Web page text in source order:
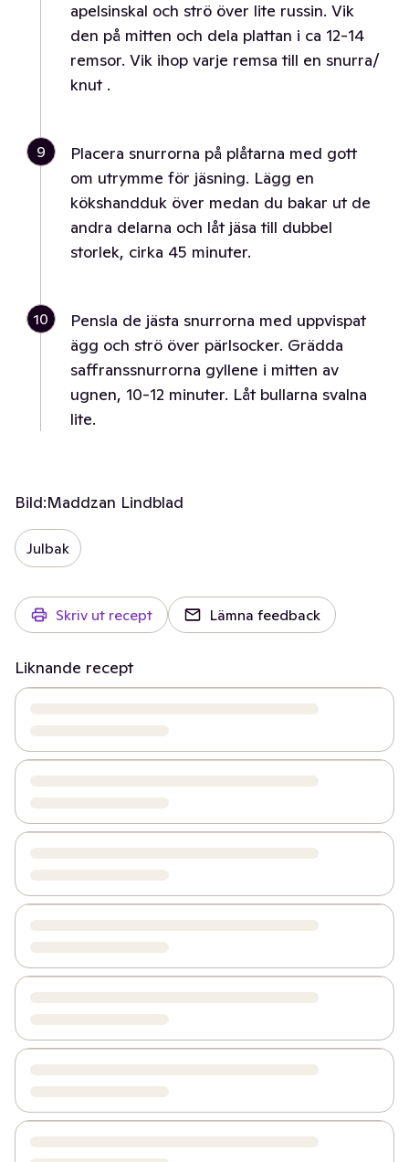
apelsinskal och strö över lite russin. Vik
den på mitten och dela plattan i ca 12-14
remsor. Vik ihop varje remsa till en snurra/
knut .
9
Placera snurrorna på plåtarna med gott
om utrymme för jäsning. Lägg en
kökshandduk över medan du bakar ut de
andra delarna och låt jäsa till dubbel
storlek, cirka 45 minuter.
10
Pensla de jästa snurrorna med uppvispat
ägg och strö över pärlsocker. Grädda
saffranssnurrorna gyllene i mitten av
ugnen, 10-12 minuter. Låt bullarna svalna
lite.
Bild:Maddzan Lindblad
Julbak
Skriv ut recept Lämna feedback
Liknande recept